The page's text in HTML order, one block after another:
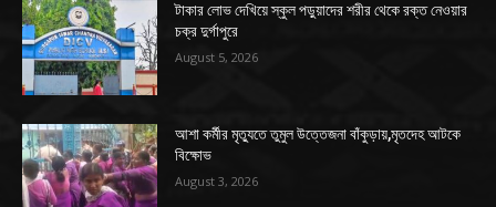
টাকার লোভ দেখিয়ে স্কুল পড়ুয়াদের শরীর থেকে রক্ত নেওয়ার
চক্র দুর্গাপুরে
August 5, 2026
আশা কর্মীর মৃত্যুতে তুমুল উত্তেজনা বাঁকুড়ায়,মৃতদেহ আটকে
বিক্ষোভ
August 3, 2026